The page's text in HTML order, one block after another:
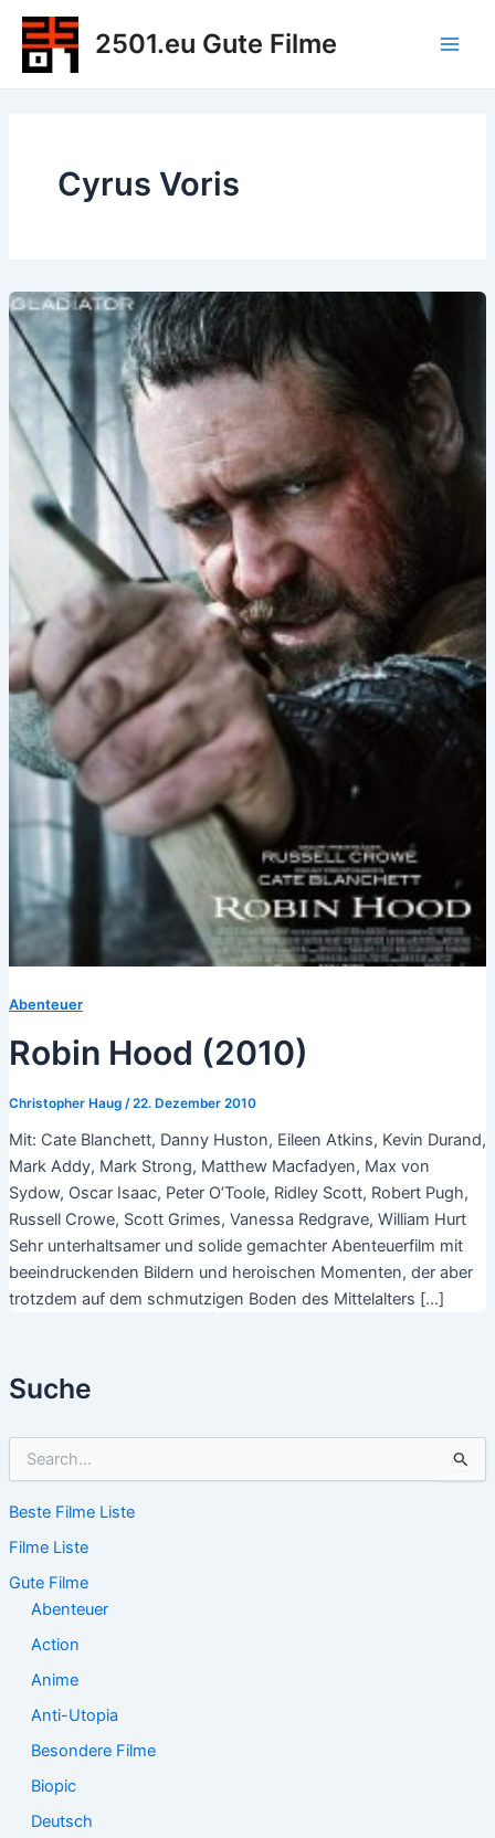
Zum
Inhalt
springen
2501.eu Gute Filme
Suche
h
n
n
Beste Filme Liste
Filme Liste
Gute Filme
Abenteuer
Action
Anime
Anti-Utopia
Besondere Filme
Biopic
Deutsch
Cyrus Voris
Abenteuer
Robin Hood (2010)
Christopher Haug /22. Dezember 2010
Mit: Cate Blanchett, Danny Huston, Eileen Atkins, Kevin Durand,
Mark Addy, Mark Strong, Matthew Macfadyen, Max von
Sydow, Oscar Isaac, Peter O’Toole, Ridley Scott, Robert Pugh,
Russell Crowe, Scott Grimes, Vanessa Redgrave, William Hurt
Sehr unterhaltsamer und solide gemachter Abenteuerfilm mit
beeindruckenden Bildern und heroischen Momenten, der aber
trotzdem auf dem schmutzigen Boden des Mittelalters […]